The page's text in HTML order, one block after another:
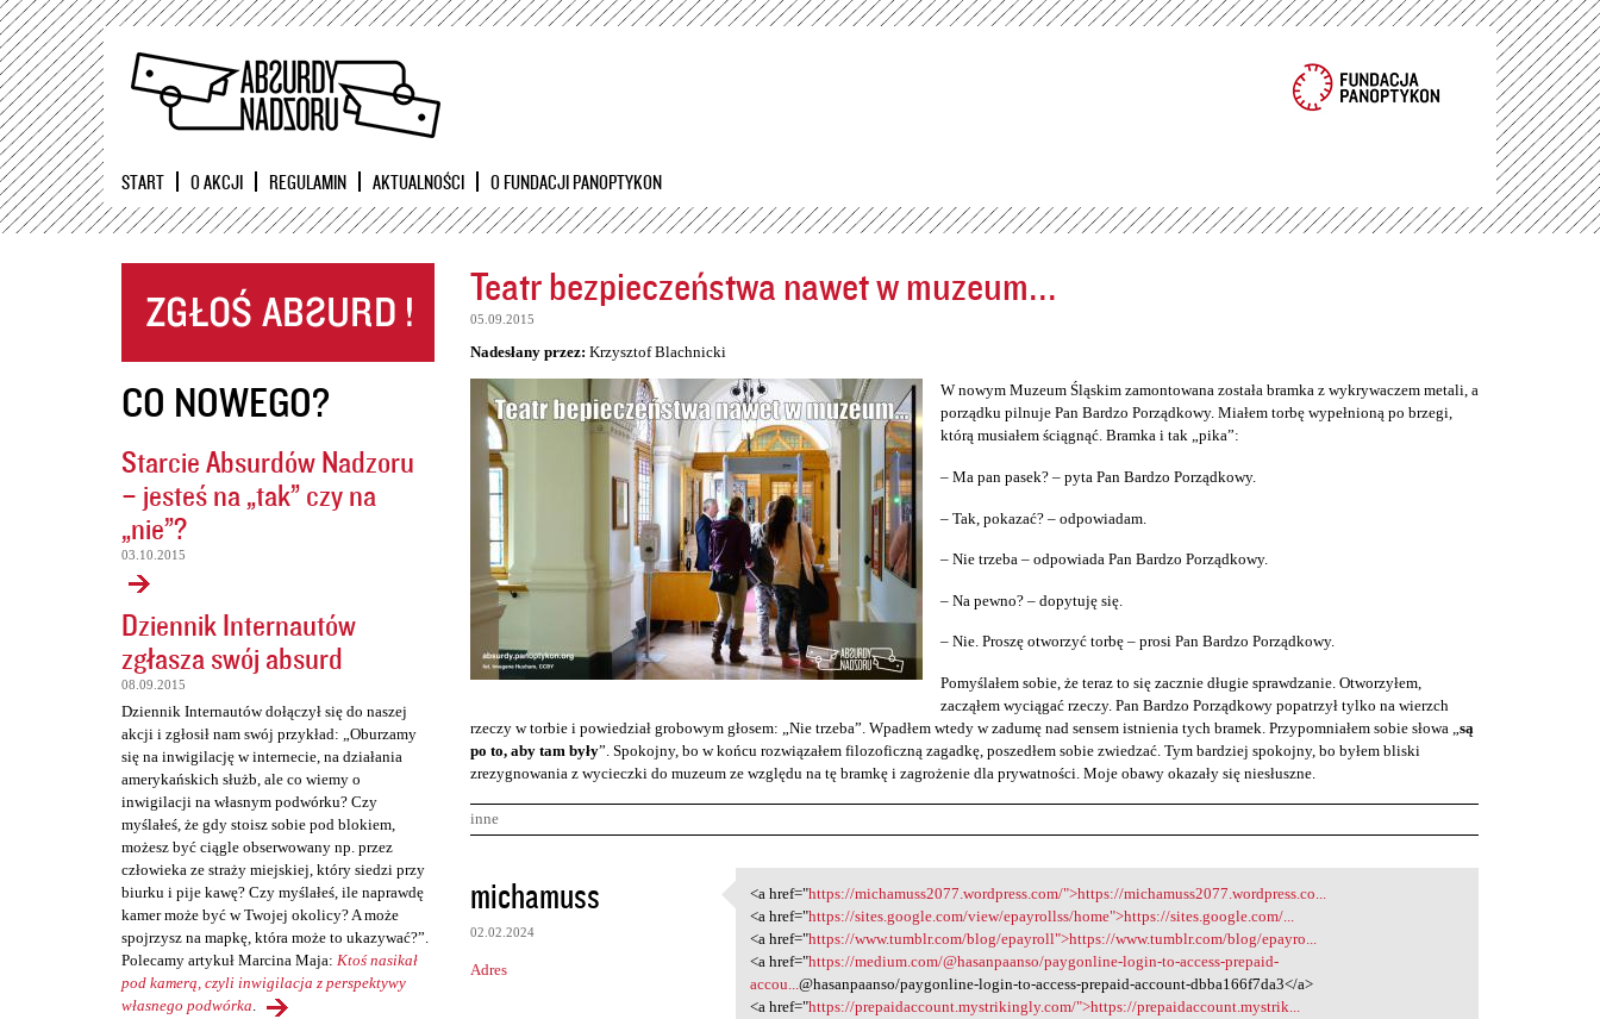
Przejdź
START O AKCJI REGULAMIN AKTUALNOŚCI O FUNDACJI PANOPTYKON
CO NOWEGO?
Starcie Absurdów Nadzoru
– jesteś na „tak” czy na
„nie”?
03.10.2015
Dziennik Internautów
zgłasza swój absurd
08.09.2015
Dziennik Internautów dołączył się do naszej
akcji i zgłosił nam swój przykład: „Oburzamy
się na inwigilację w internecie, na działania
amerykańskich służb, ale co wiemy o
inwigilacji na własnym podwórku? Czy
myślałeś, że gdy stoisz sobie pod blokiem,
możesz być ciągle obserwowany np. przez
człowieka ze straży miejskiej, który siedzi przy
biurku i pije kawę? Czy myślałeś, ile naprawdę
kamer może być w Twojej okolicy? A może
spojrzysz na mapkę, która może to ukazywać?”.
Polecamy artykuł Marcina Maja: Ktoś nasikał
pod kamerą, czyli inwigilacja z perspektywy
własnego podwórka.
Teatr bezpieczeństwa nawet w muzeum...
05.09.2015
Nadesłany przez: Krzysztof Blachnicki
W nowym Muzeum Śląskim zamontowana została bramka z wykrywaczem metali, a
porządku pilnuje Pan Bardzo Porządkowy. Miałem torbę wypełnioną po brzegi,
którą musiałem ściągnąć. Bramka i tak „pika”:
– Ma pan pasek? – pyta Pan Bardzo Porządkowy.
– Tak, pokazać? – odpowiadam.
– Nie trzeba – odpowiada Pan Bardzo Porządkowy.
– Na pewno? – dopytuję się.
– Nie. Proszę otworzyć torbę – prosi Pan Bardzo Porządkowy.
Pomyślałem sobie, że teraz to się zacznie długie sprawdzanie. Otworzyłem,
zacząłem wyciągać rzeczy. Pan Bardzo Porządkowy popatrzył tylko na wierzch
rzeczy w torbie i powiedział grobowym głosem: „Nie trzeba”. Wpadłem wtedy w zadumę nad sensem istnienia tych bramek. Przypomniałem sobie słowa „ są
po to, aby tam były”. Spokojny, bo w końcu rozwiązałem filozoficzną zagadkę, poszedłem sobie zwiedzać. Tym bardziej spokojny, bo byłem bliski
zrezygnowania z wycieczki do muzeum ze względu na tę bramkę i zagrożenie dla prywatności. Moje obawy okazały się niesłuszne.
inne
K
o
m
e
michamuss
02.02.2024
Adres
<a href="https:/
<a href="https://michamuss2077.wordpress.com/">https://michamuss2077.wordpress.co...
<a href="https://sites.google.com/view/epayrollss/home">https://sites.google.com/...
<a href="https://www.tumblr.com/blog/epayroll">https://www.tumblr.com/blog/epayro...
<a href="https://medium.com/@hasanpaanso/paygonline-login-to-access-prepaid-
accou...@hasanpaanso/paygonline-login-to-access-prepaid-account-dbba166f7da3</a>
<a href="https://prepaidaccount.mystrikingly.com/">https://prepaidaccount.mystrik...